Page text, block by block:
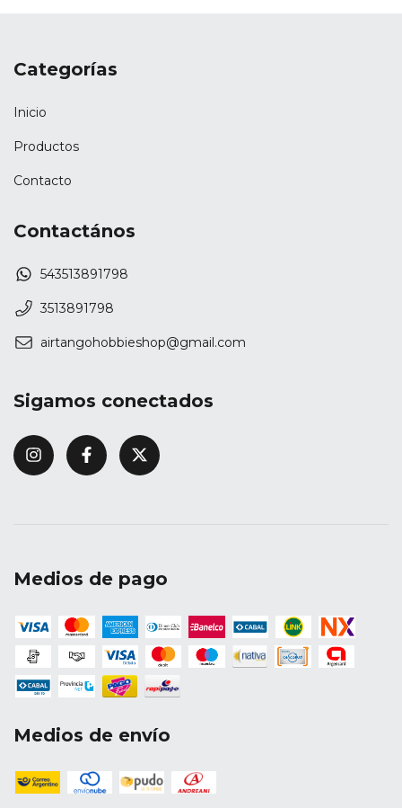
Categorías
Inicio
Productos
Contacto
Contactános
543513891798
3513891798
airtangohobbieshop@gmail.com
Sigamos conectados
Medios de pago
Medios de envío